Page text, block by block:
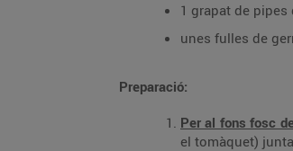
1 grapat de
unes fulles de
Preparació:
Per al fons fosc
el tomàquet)